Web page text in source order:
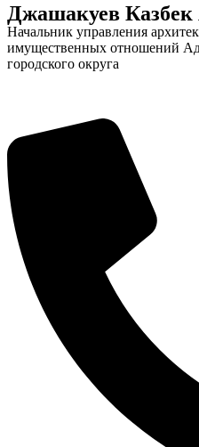
Джашакуев Казбек
Начальник управления
имущественных отношений
городского округа